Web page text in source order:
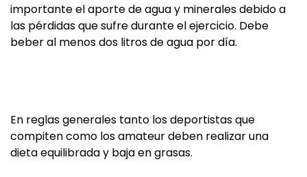
importante el aporte de agua y minerales debido a
las pérdidas que sufre durante el ejercicio. Debe
beber al menos dos litros de agua por día.
En reglas generales tanto los deportistas que
compiten como los amateur deben realizar una
dieta equilibrada y baja en grasas.